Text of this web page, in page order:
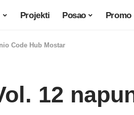
Projekti Posao Promo
Code Hub Mostar
12